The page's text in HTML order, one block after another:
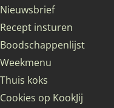
Nieuwsbrief
Recept insturen
Boodschappenlijst
Weekmenu
Thuis koks
Cookies op KookJij